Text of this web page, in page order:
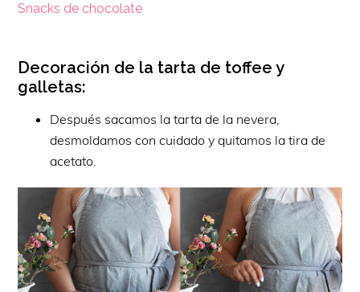
Snacks de chocolate
Decoración de la tarta de toffee y
galletas:
Después sacamos la tarta de la nevera,
desmoldamos con cuidado y quitamos la tira de
acetato.